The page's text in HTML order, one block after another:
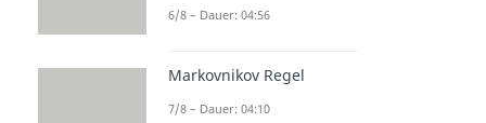
6/8 – Dauer: 04:56
Markovnikov Regel
7/8 – Dauer: 04:10